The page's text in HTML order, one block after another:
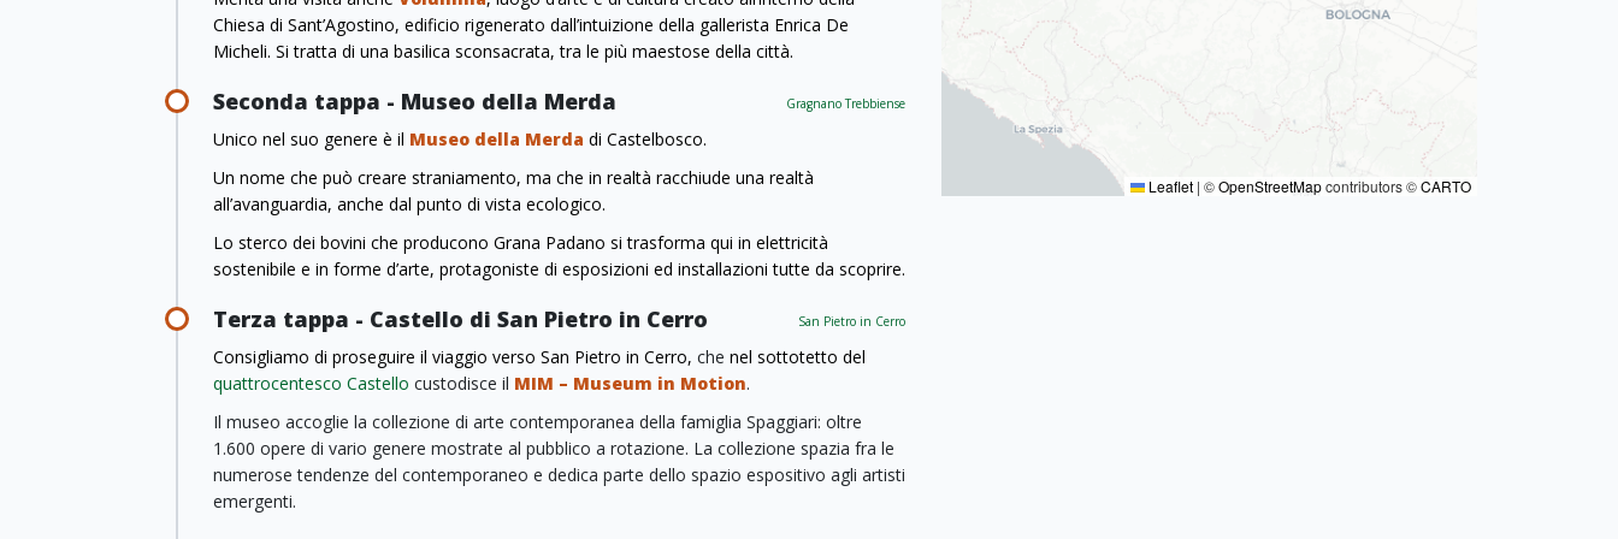
Chiesa di Sant’Agostino, edificio rigenerato dall’intuizione della gallerista Enrica De
Micheli. Si tratta di una basilica sconsacrata, tra le più maestose della città.
Seconda tappa - Museo della Merda Gragnano Trebbiense
Unico nel suo genere è il Museo della Merda di Castelbosco.
Un nome che può creare straniamento, ma che in realtà racchiude una realtà
all’avanguardia, anche dal punto di vista ecologico.
Lo sterco dei bovini che producono Grana Padano si trasforma qui in elettricità
sostenibile e in forme d’arte, protagoniste di esposizioni ed installazioni tutte da scoprire.
Terza tappa - Castello di San Pietro in Cerro San Pietro in Cerro
Consigliamo di proseguire il viaggio verso San Pietro in Cerro, che nel sottotetto del
quattrocentesco Castello custodisce il MIM – Museum in Motion.
Il museo accoglie la collezione di arte contemporanea della famiglia Spaggiari: oltre
1.600 opere di vario genere mostrate al pubblico a rotazione. La collezione spazia fra le
numerose tendenze del contemporaneo e dedica parte dello spazio espositivo agli artisti
emergenti.
Leaflet | ©OpenStreetMapcontributors ©CARTO